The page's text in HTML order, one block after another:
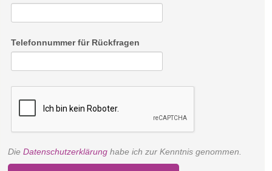
Telefonnummer für Rückfragen
Die Datenschutzerklärung habe ich zur Kenntnis genommen.